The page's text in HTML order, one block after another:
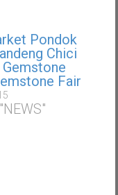
Pondok
Chici
Fair